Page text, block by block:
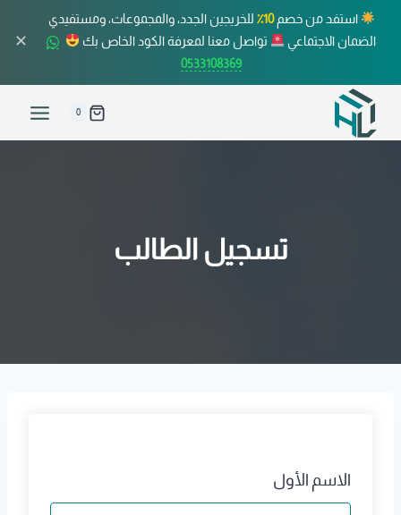
استفد من خصم10٪
للخريجين الجدد، والمجموعات، ومستفيدي
الضمان الاجتماعي
تواصل معنا لمعرفة الكود الخاص بك
0533108369
✕
0
تسجيل الطالب
الاسم الأول